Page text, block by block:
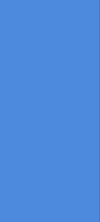
servei i la política de
Oficenter la Selva